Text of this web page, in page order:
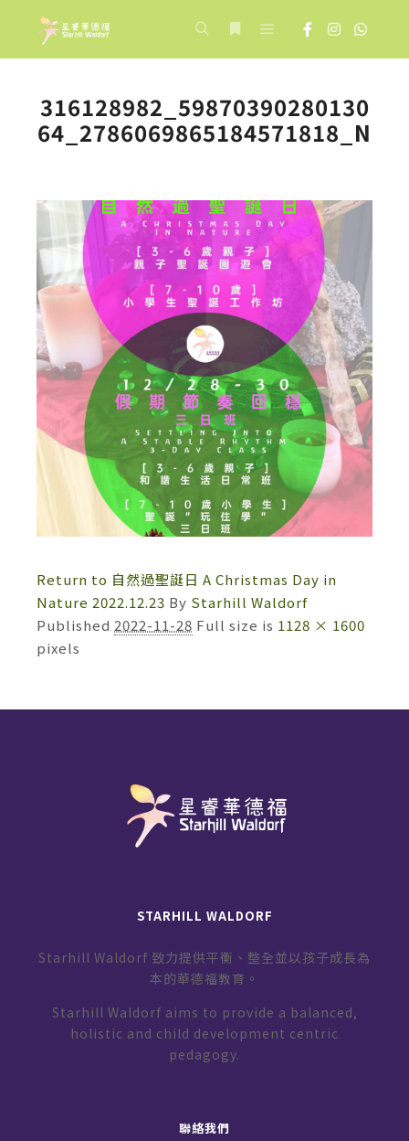
316128982_59870390280130
64_2786069865184571818_N
Return to 自然過聖誕日 A Christmas Day in
Nature 2022.12.23 By Starhill Waldorf
Published 2022-11-28 Full size is 1128 × 1600
pixels
STARHILL WALDORF
Starhill Waldorf 致力提供平衡、整全並以孩子成長為
本的華德福教育。
Starhill Waldorf aims to provide a balanced,
holistic and child development centric
pedagogy.
聯絡我們